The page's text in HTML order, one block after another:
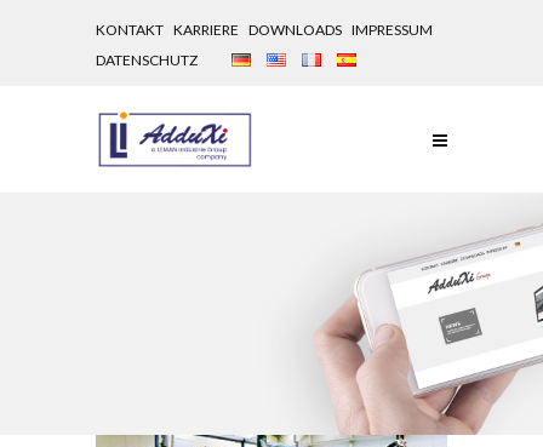
KONTAKT KARRIERE DOWNLOADS IMPRESSUM
DATENSCHUTZ